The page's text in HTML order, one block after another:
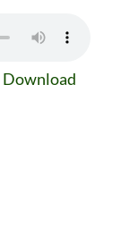
Download